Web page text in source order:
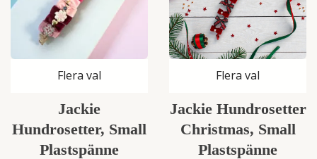
Flera val
Jackie
Hundrosetter, Small
Plastspänne
Flera val
Jackie Hundrosetter
Christmas, Small
Plastspänne